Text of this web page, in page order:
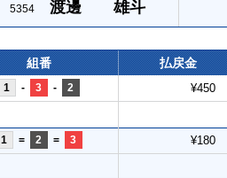
5354 渡邊 雄斗
組番 払戻金
1 - 3 - 2 ¥450
1 = 2 = 3 ¥180